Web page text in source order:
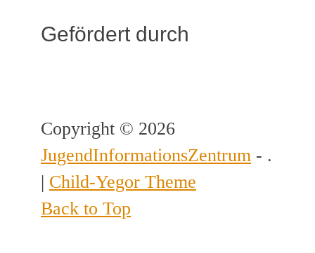
Gefördert durch
Copyright © 2026
JugendInformationsZentrum - .
| Child-Yegor Theme
Back to Top